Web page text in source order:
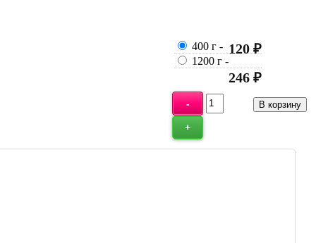
400 г - 120 ₽
1200 г -
246 ₽